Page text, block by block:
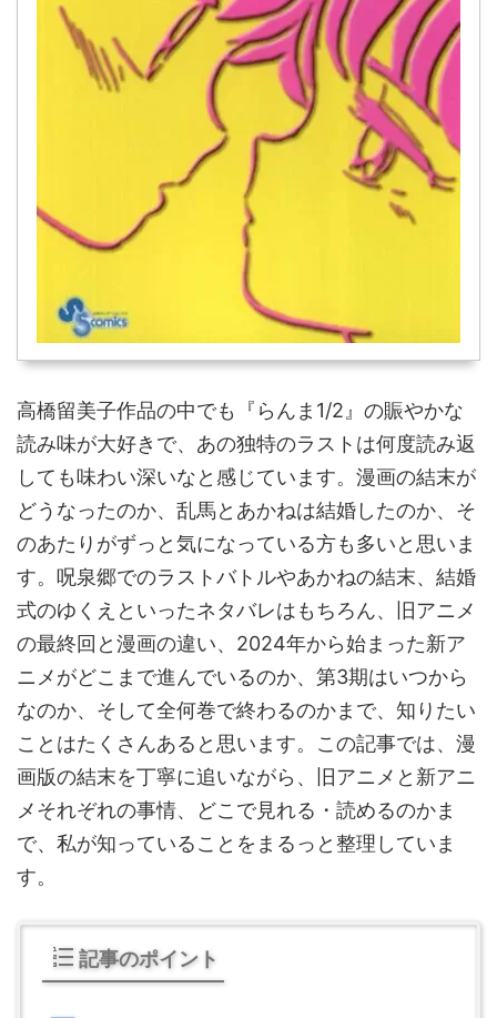
高橋留美子作品の中でも『らんま1/2』の賑やかな
読み味が大好きで、あの独特のラストは何度読み返
しても味わい深いなと感じています。漫画の結末が
どうなったのか、乱馬とあかねは結婚したのか、そ
のあたりがずっと気になっている方も多いと思いま
す。呪泉郷でのラストバトルやあかねの結末、結婚
式のゆくえといったネタバレはもちろん、旧アニメ
の最終回と漫画の違い、2024年から始まった新ア
ニメがどこまで進んでいるのか、第3期はいつから
なのか、そして全何巻で終わるのかまで、知りたい
ことはたくさんあると思います。この記事では、漫
画版の結末を丁寧に追いながら、旧アニメと新アニ
メそれぞれの事情、どこで見れる・読めるのかま
で、私が知っていることをまるっと整理していま
す。
記事のポイント